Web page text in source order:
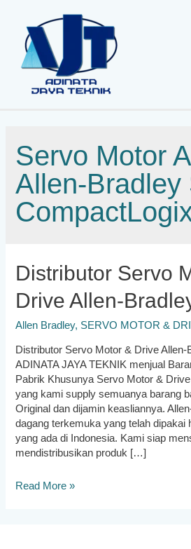
konten
Servo Motor
Allen-Bradley
Distributor Servo
Drive Allen-
Allen Bradley, SERVO MOTOR &
Distributor Servo Motor & Drive Allen-
ADINATA JAYA TEKNIK menjual
Pabrik Khusunya Servo Motor &
yang kami supply semuanya barang
Original dan dijamin keasliannya.
dagang terkemuka yang telah dipakai
yang ada di Indonesia. Kami siap
mendistribusikan produk […]
Distributor
Read More »